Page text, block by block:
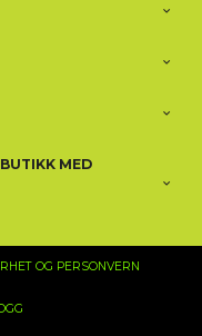
MED
OG PERSONVERN